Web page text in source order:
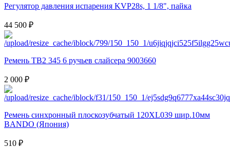
Регулятор давления испарения KVP28s, 1 1/8", пайка
44 500 ₽
Ремень TB2 345 6 ручьев слайсера 9003660
2 000 ₽
Ремень синхронный плоскозубчатый 120XL039 шир.10мм
BANDO (Япония)
510 ₽